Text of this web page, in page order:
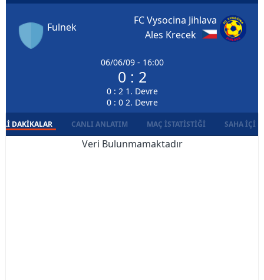
Fulnek
06/06/09 - 16:00
0 : 2
0 : 2 1. Devre
0 : 0 2. Devre
FC Vysocina Jihlava
Ales Krecek
DAKIKALAR CANLI ANLATIM MAÇ İSTATISTIĞI SAHA İÇI
Veri Bulunmamaktadır